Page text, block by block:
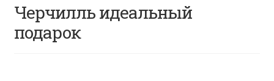
Ротанг оптом
Контакты
Черчилль идеальный
подарок